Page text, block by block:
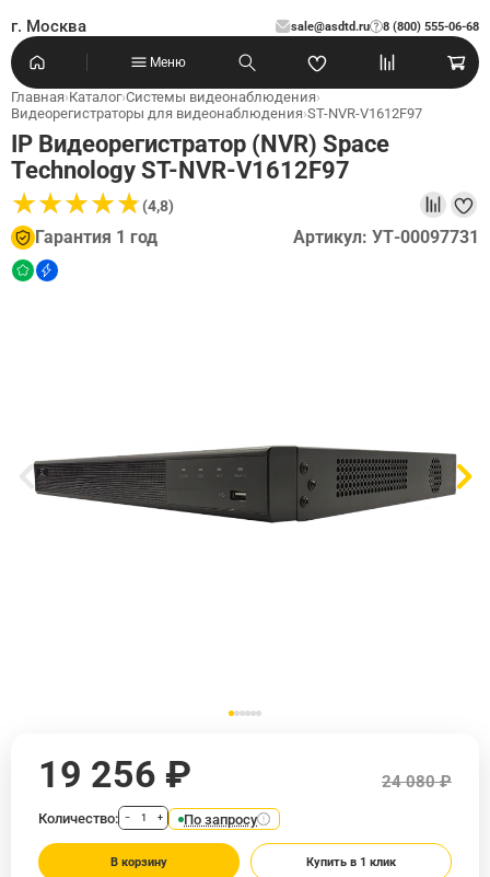
г. Москва sale@asdtd.ru 8 (800) 555-06-68
?
Меню
Главная›Каталог›Системы видеонаблюдения›
Видеорегистраторы для видеонаблюдения›ST-NVR-V1612F97
IP Видеорегистратор (NVR) Space
Technology ST-NVR-V1612F97
★★★★★
★★★★★(4,8)
Гарантия 1 год Артикул: УТ-00097731
19 256 ₽ 24 080 ₽
Количество: − + По запросу
В корзину Купить в 1 клик